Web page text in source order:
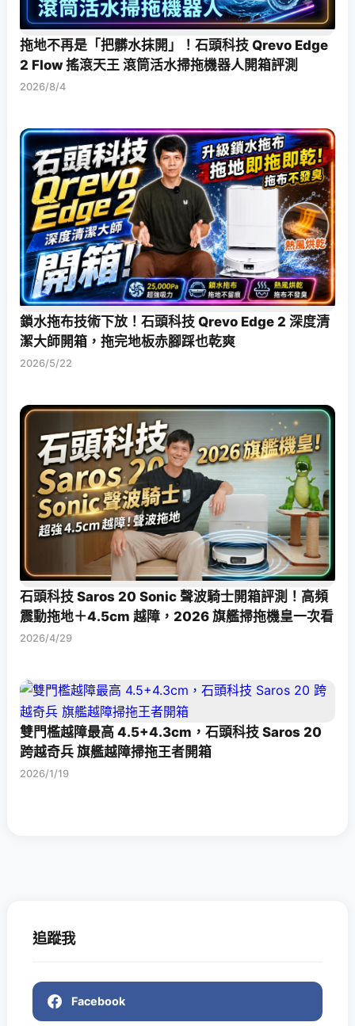
拖地不再是「把髒水抹開」！石頭科技 Qrevo Edge
2 Flow 搖滾天王 滾筒活水掃拖機器人開箱評測
2026/8/4
鎖水拖布技術下放！石頭科技 Qrevo Edge 2 深度清
潔大師開箱，拖完地板赤腳踩也乾爽
2026/5/22
石頭科技 Saros 20 Sonic 聲波騎士開箱評測！高頻
震動拖地＋4.5cm 越障，2026 旗艦掃拖機皇一次看
2026/4/29
雙門檻越障最高 4.5+4.3cm，石頭科技 Saros 20
跨越奇兵 旗艦越障掃拖王者開箱
2026/1/19
追蹤我
Facebook